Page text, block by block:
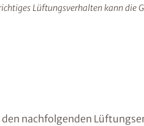
Lüftungsverhalten kann die
nachfolgenden